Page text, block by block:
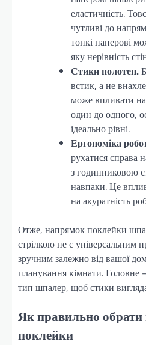
еластичність.
чутливі до
тонкі паперові
яку нерівність
Стики полотен.
встик, а не
може впливати
один до одного,
ідеально рівні.
Ергономіка
рухатися справа
з годинниковою
навпаки. Це
на акуратність
Отже, напрямок поклейки
стрілкою не є універсальним
зручним залежно від вашої
планування кімнати. Головне
тип шпалер, щоб стики
Як правильно
поклейки